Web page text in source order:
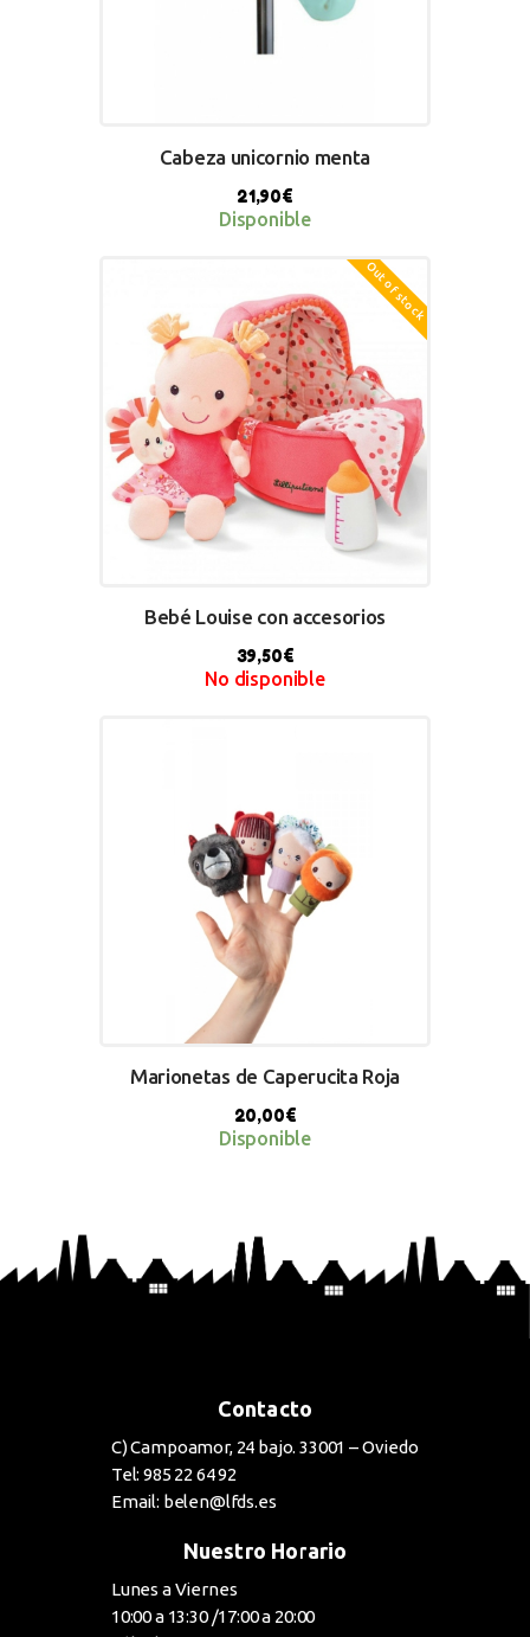
Cabeza unicornio menta
21,90€
Disponible
Out of stock
Bebé Louise con accesorios
39,50€
No disponible
Marionetas de Caperucita Roja
20,00€
Disponible
Contacto
C) Campoamor, 24 bajo. 33001 – Oviedo
Tel: 985 22 64 92
Email: belen@lfds.es
Nuestro Horario
Lunes a Viernes
10:00 a 13:30 /17:00 a 20:00